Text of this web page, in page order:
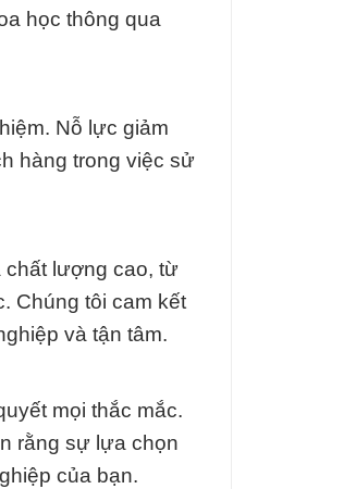
học thông qua
Nỗ lực giảm
hàng trong việc sử
chất lượng cao, từ
Chúng tôi cam kết
và tận tâm.
mọi thắc mắc.
rằng sự lựa chọn
của bạn.